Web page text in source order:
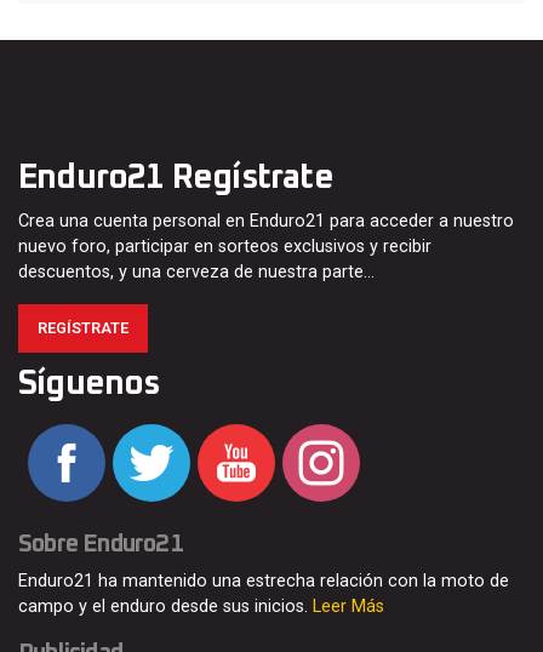
Enduro21 Regístrate
Crea una cuenta personal en Enduro21 para acceder a nuestro
nuevo foro, participar en sorteos exclusivos y recibir
descuentos, y una cerveza de nuestra parte…
REGÍSTRATE
Síguenos
Sobre Enduro21
Enduro21 ha mantenido una estrecha relación con la moto de
campo y el enduro desde sus inicios. Leer Más